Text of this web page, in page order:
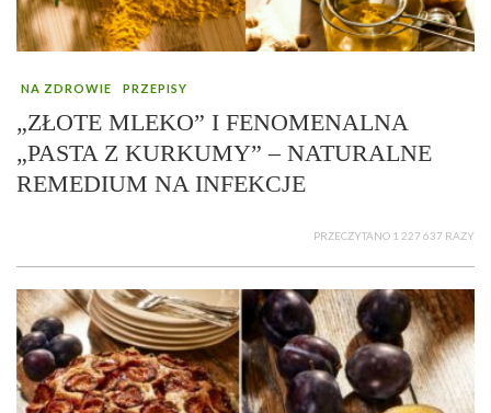
NA ZDROWIE PRZEPISY
„ZŁOTE MLEKO” I FENOMENALNA
„PASTA Z KURKUMY” – NATURALNE
REMEDIUM NA INFEKCJE
PRZECZYTANO 1 227 637 RAZY